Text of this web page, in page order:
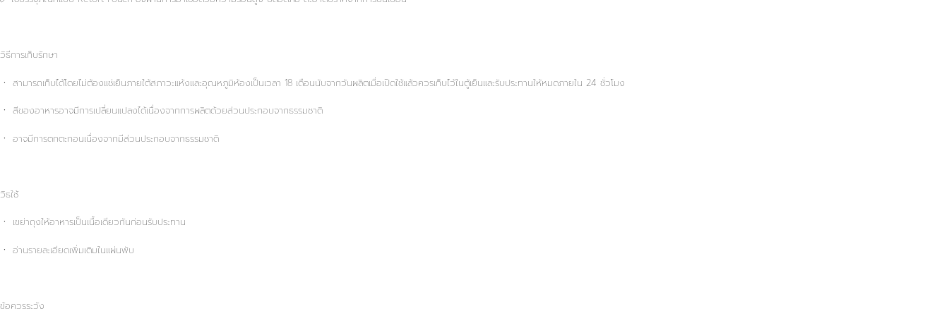
วิธีการเก็บรักษา
ㆍ สามารถเก็บได้โดยไม่ต้องแช่เย็นภายใต้สภาวะแห้งและอุณหภูมิห้องเป็นเวลา 18 เดือนนับจากวันผลิตเมื่อเปิดใช้แล้วควรเก็บไว้ในตู้เย็นและรับประทานให้หมดภายใน 24 ชั่วโมง
ㆍ สีของอาหารอาจมีการเปลี่ยนแปลงได้เนื่องจากการผลิตด้วยส่วนประกอบจากธรรมชาติ
ㆍ อาจมีการตกตะกอนเนื่องจากมีส่วนประกอบจากธรรมชาติ
วิธใช้
ㆍ เขย่าถุงให้อาหารเป็นเนื้อเดียวกันก่อนรับประทาน
ㆍ อ่านรายละเอียดเพิ่มเติมในแผ่นพับ
ข้อควรระวัง